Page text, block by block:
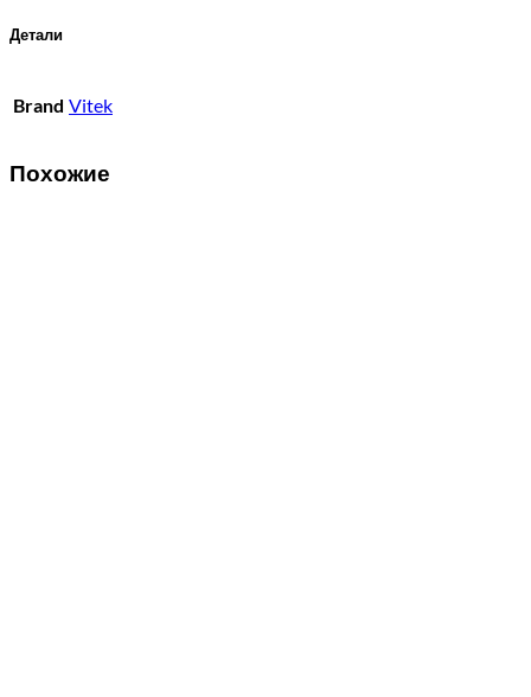
Детали
Brand Vitek
Похожие